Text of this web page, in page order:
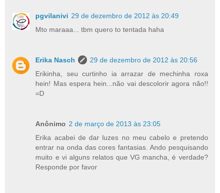
pgvilanivi 29 de dezembro de 2012 às 20:49
Mto maraaa... tbm quero to tentada haha
Erika Nasch
29 de dezembro de 2012 às 20:56
Erikinha, seu curtinho ia arrazar de mechinha roxa
hein! Mas espera hein...não vai descolorir agora não!!
=D
Anônimo 2 de março de 2013 às 23:05
Erika acabei de dar luzes no meu cabelo e pretendo
entrar na onda das cores fantasias. Ando pesquisando
muito e vi alguns relatos que VG mancha, é verdade?
Responde por favor